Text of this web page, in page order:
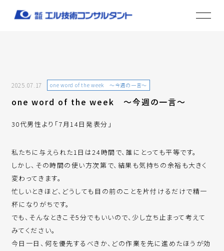
2025.07.17 one word of the week ～今週の一言～
one word of the week ～今週の一言～
30代男性より「7月14日発表分」
私たちに与えられた1日は24時間で、誰にとっても平等です。
しかし、その時間の使い方次第で、結果も気持ちの余裕も大きく
変わってきます。
忙しいときほど、どうしても目の前のことを片付けるだけで精一
杯になりがちです。
でも、そんなときこそ5分でもいいので、少し立ち止まって考えて
みてください。
今日一日、何を優先するべきか、どの作業を先に進めたほうが効